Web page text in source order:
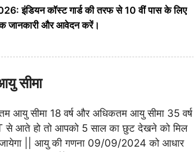
कॉस्ट गार्ड की तरफ से 10 वीं पास के लिए
जानकारी और आवेदन करें।
सीमा
आयु सीमा 18 वर्ष और अधिकतम आयु सीमा 35 वर्ष
से आते हो तो आपको 5 साल का छुट देखने को मिल
|| आयु की गणना 09/09/2024 को आधार